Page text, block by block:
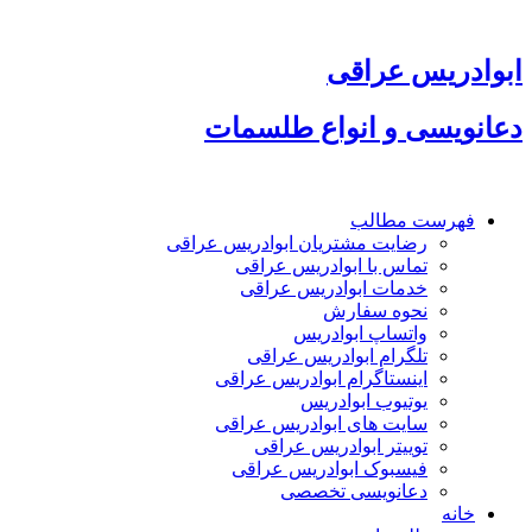
عراقی
و انواع طلسمات
مطالب
رضایت مشتریان ابوادریس عراقی
تماس با ابوادریس عراقی
خدمات ابوادریس عراقی
نحوه سفارش
واتساپ ابوادریس
تلگرام ابوادریس عراقی
اینستاگرام ابوادریس عراقی
یوتیوب ابوادریس
سایت های ابوادریس عراقی
توییتر ابوادریس عراقی
فیسبوک ابوادریس عراقی
دعانویسی تخصصی